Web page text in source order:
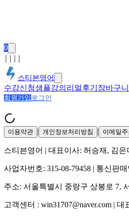
0
스티븐영어
수강신청샘플강의 리얼후기 장바구니
회원가입 로그인
이용약관 | 개인정보처리방침 | 이메일
스티븐영어 | 대표이사: 허승재, 김은
사업자번호: 315-08-79458 | 통신판
주소: 서울특별시 중랑구 상봉로 7,
고객센터 : win31707@naver.com | 대